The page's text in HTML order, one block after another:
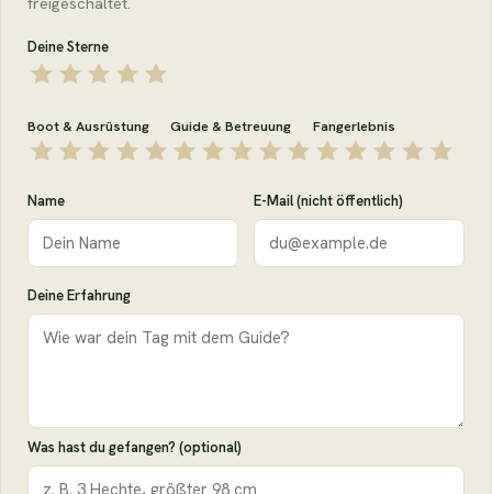
Deine Sterne
Boot & Ausrüstung Guide & Betreuung Fangerlebnis
Name E-Mail (nicht öffentlich)
Deine Erfahrung
Was hast du gefangen? (optional)